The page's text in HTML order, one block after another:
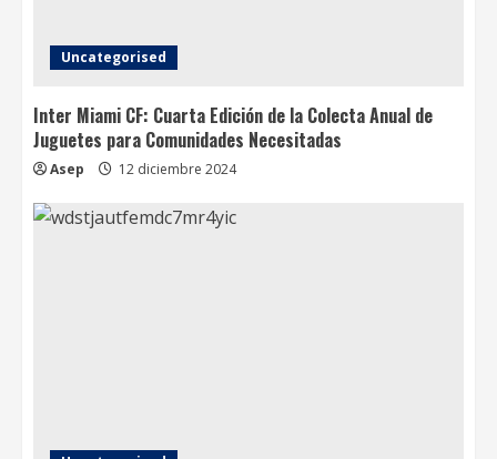
Uncategorised
Inter Miami CF: Cuarta Edición de la Colecta Anual de
Juguetes para Comunidades Necesitadas
Asep 12 diciembre 2024